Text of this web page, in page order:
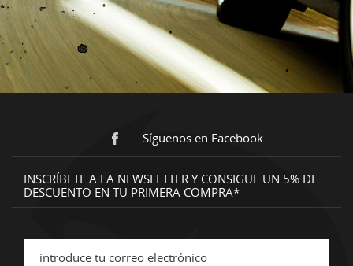
Síguenos en Facebook
INSCRÍBETE A LA NEWSLETTER Y CONSIGUE UN 5% DE
DESCUENTO EN TU PRIMERA COMPRA*
introduce tu correo electrónico